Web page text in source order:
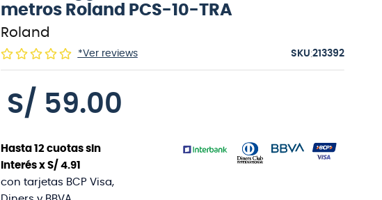
metros Roland PCS-10-TRA
Roland
*Ver reviews :213392
S/ 59.00
Hasta 12cuotas sin
interés x S/ 4.91
con tarjetas BCP Visa,